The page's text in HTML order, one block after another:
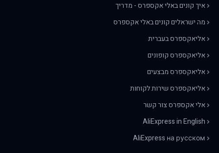
איך קונים באלי אקספרס - מדריך
מה ישראלים קונים באלי אקספרס
אליאקספרס בעברית
אליאקספרס קופונים
אליאקספרס מבצעים
אליאקספרס שירות לקוחות
אלי אקספרס צור קשר
AliExpress in English
AliExpress на русском